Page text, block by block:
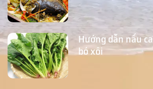
Hướng dẫn nấu
bó xôi